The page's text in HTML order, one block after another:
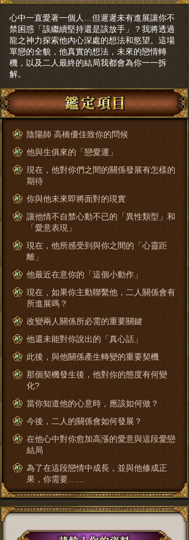
心中一直愛著一個人…但遲遲未有進展讓你不
禁困惑「該繼續堅持還是該放手」？我將透過
龍之神力探索他內心深處的想法和慾望。這場
單戀的全貌，他真實的想法，未來的戀情轉
機，以及二人最終的結局我都會為你一一拆
解。
陰陽師 高橋優佳致你的問候
他與生俱來的「戀愛運」
現在，他對你們之間的關係發展有怎樣的
期待
你與他未來即將面對的現實
讓他情不自禁心動不已的「異性類型」和
「愛意表現」
現在，他所感受到與你之間的「心靈距
離」
他最近在意你的「這個小動作」
現在，如果你主動聯繫他，二人關係會有
所進展嗎？
改變兩人關係所必需的重要關鍵
他還未能對你說出的「真心話」
此後，與他關係產生轉變的重要契機
那個契機發生後，他對你的態度有何變
化?
當你知道他的心意時，應該如何做？
今後，二人的關係會如何發展？
在他心中對你愈加高漲的愛意與這段愛戀
結局
為了在這段戀情中成長，並與他修成正
果，你需要……